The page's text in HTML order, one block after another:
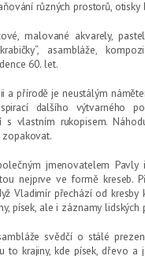
různých prostorů,
malované akvarely,
asambláže,
60. let.
a přírodě je neustálým
dalšího výtvarného
s vlastním rukopisem.
jmenovatelem
nejprve ve formě kreseb.
Vladimír přechází od
písek, ale i záznamy
svědčí o stálé
to krajiny, kde písek, dřevo